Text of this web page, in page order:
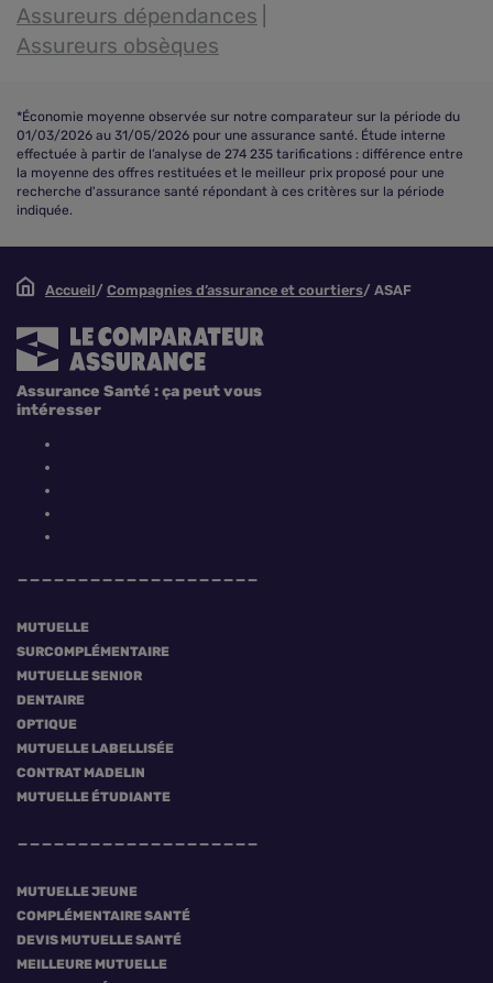
Assureurs dépendances
Assureurs obsèques
*Économie moyenne observée sur notre comparateur sur la période du
01/03/2026 au 31/05/2026 pour une assurance santé. Étude interne
effectuée à partir de l’analyse de 274 235 tarifications : différence entre
la moyenne des offres restituées et le meilleur prix proposé pour une
recherche d'assurance santé répondant à ces critères sur la période
indiquée.
Accueil Compagnies d’assurance et courtiers ASAF
MUTUELLE
SURCOMPLÉMENTAIRE
MUTUELLE SENIOR
DENTAIRE
OPTIQUE
MUTUELLE LABELLISÉE
CONTRAT MADELIN
MUTUELLE ÉTUDIANTE
MUTUELLE JEUNE
COMPLÉMENTAIRE SANTÉ
DEVIS MUTUELLE SANTÉ
MEILLEURE MUTUELLE
Assurance Santé : ça peut vous
intéresser